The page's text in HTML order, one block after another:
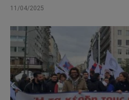
11/04/2025